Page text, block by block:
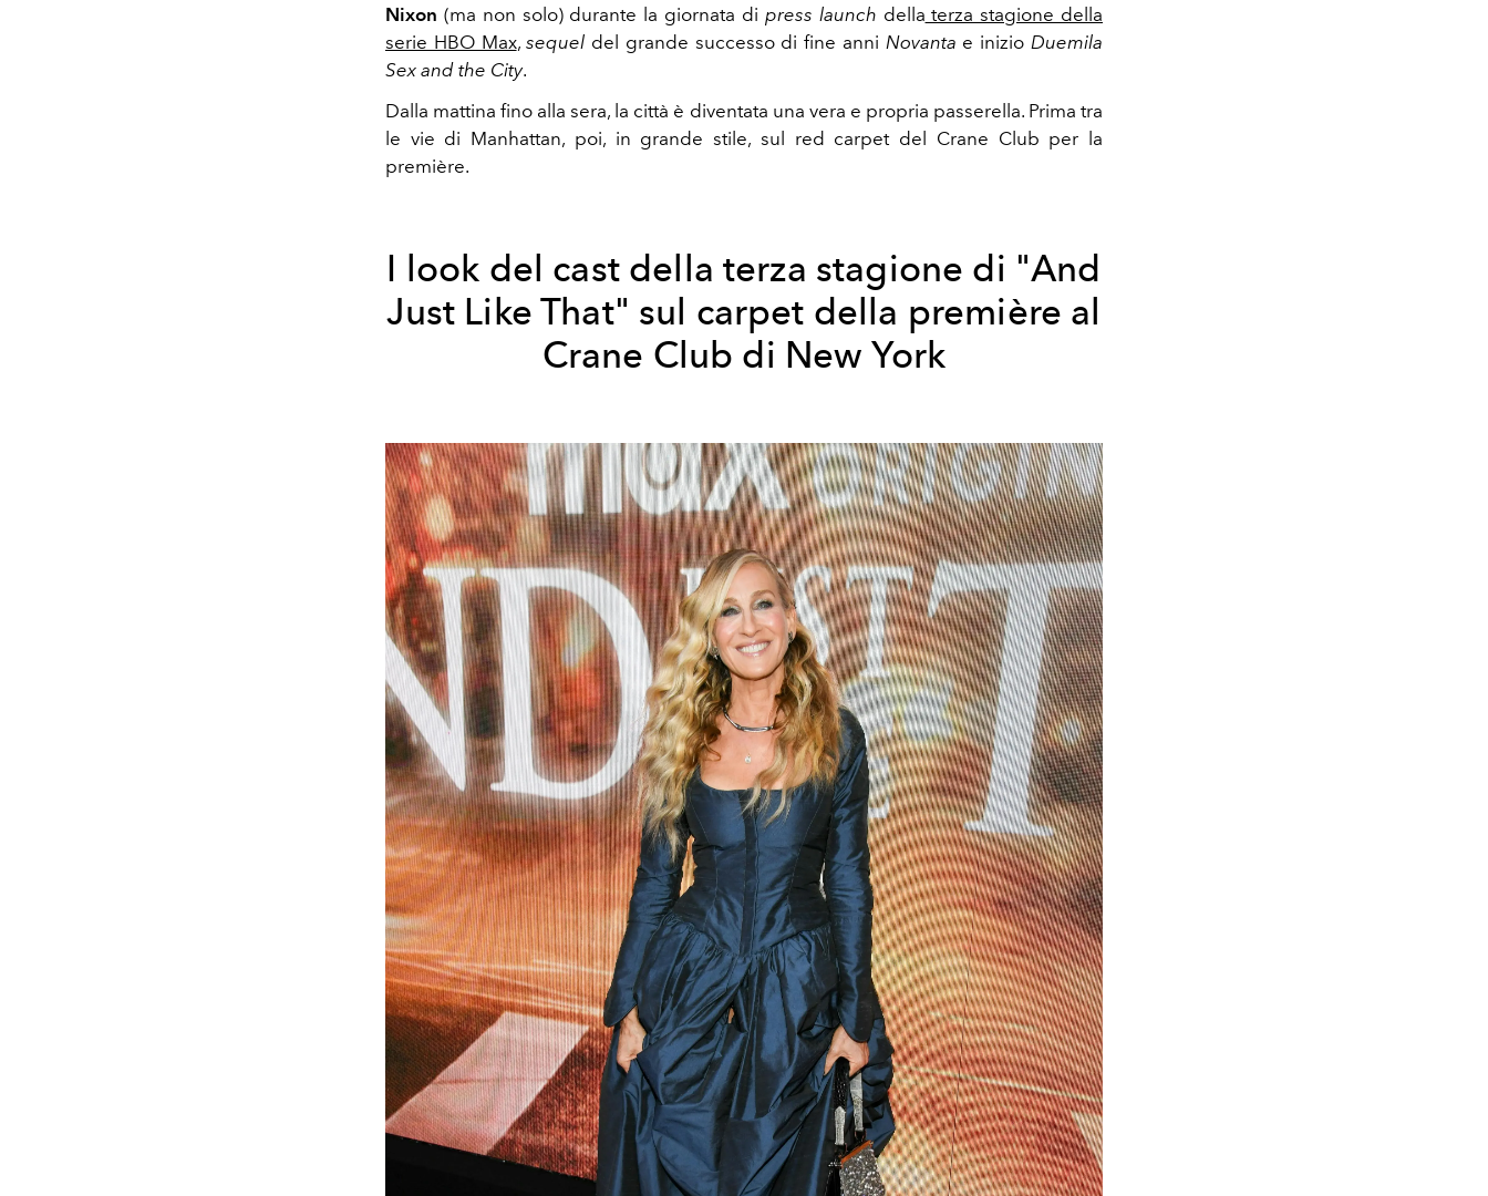
Nixon (ma non solo) durante la giornata di press launch della terza stagione della
serie HBO Max,sequel del grande successo di fine anni Novanta e inizioDuemila
Sex and the City.
Dalla mattina fino alla sera, la città è diventata una vera e propria passerella. Prima tra
le vie di Manhattan, poi, in grande stile, sul red carpet del Crane Club per la
première.
I look del cast della terza stagione di "And
Just Like That" sul carpet della première al
Crane Club di New York